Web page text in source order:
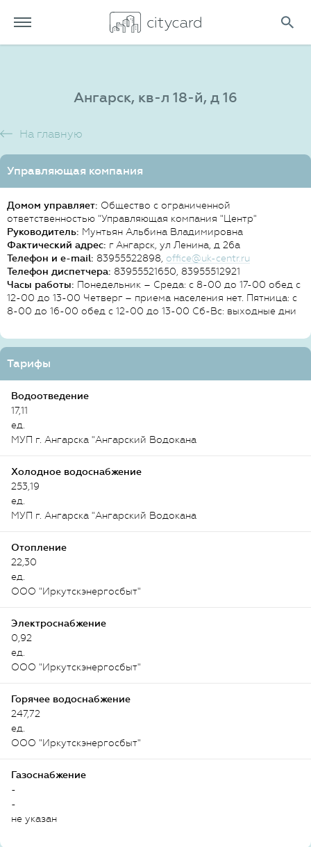
Ангарск, кв-л 18-й, д 16
На главную
Управляющая компания
Домом управляет: Общество с ограниченной
ответственностью "Управляющая компания "Центр"
Руководитель: Мунтьян Альбина Владимировна
Фактический адрес: г Ангарск, ул Ленина, д 26а
Телефон и e-mail: 83955522898, office@uk-centr.ru
Телефон диспетчера: 83955521650, 83955512921
Часы работы: Понедельник – Среда: с 8-00 до 17-00 обед с
12-00 до 13-00 Четверг – приема населения нет. Пятница: с
8-00 до 16-00 обед с 12-00 до 13-00 Сб-Вс: выходные дни
Тарифы
Водоотведение
17,11
ед.
МУП г. Ангарска "Ангарский Водокана
Холодное водоснабжение
253,19
ед.
МУП г. Ангарска "Ангарский Водокана
Отопление
22,30
ед.
ООО "Иркутскэнергосбыт"
Электроснабжение
0,92
ед.
ООО "Иркутскэнергосбыт"
Горячее водоснабжение
247,72
ед.
ООО "Иркутскэнергосбыт"
Газоснабжение
-
-
не указан